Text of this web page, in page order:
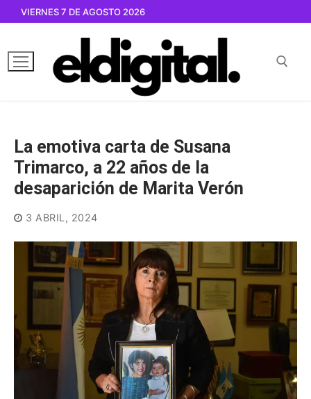
contenido
VIERNES 7 DE AGOSTO 2026
La emotiva carta de Susana
Trimarco, a 22 años de la
desaparición de Marita Verón
3 ABRIL, 2024